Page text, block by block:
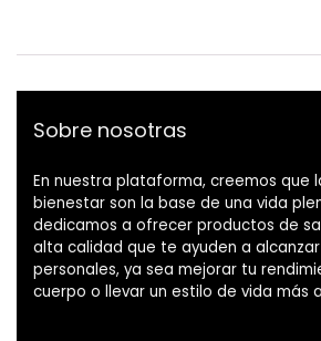
Sobre nosotras
En nuestra plataforma, creemos que
bienestar son la base de una vida
dedicamos a ofrecer productos de
alta calidad que te ayuden a
personales, ya sea mejorar tu
cuerpo o llevar un estilo de vida más